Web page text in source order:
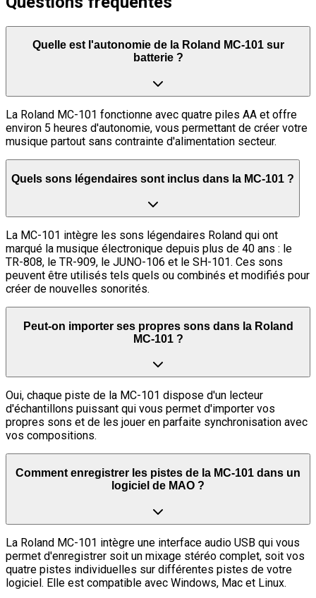
Quelle est l'autonomie de la Roland MC-101 sur
batterie ?
La Roland MC-101 fonctionne avec quatre piles AA et offre
environ 5 heures d'autonomie, vous permettant de créer votre
musique partout sans contrainte d'alimentation secteur.
Quels sons légendaires sont inclus dans la MC-101 ?
La MC-101 intègre les sons légendaires Roland qui ont
marqué la musique électronique depuis plus de 40 ans : le
TR-808, le TR-909, le JUNO-106 et le SH-101. Ces sons
peuvent être utilisés tels quels ou combinés et modifiés pour
créer de nouvelles sonorités.
Peut-on importer ses propres sons dans la Roland
MC-101 ?
Oui, chaque piste de la MC-101 dispose d'un lecteur
d'échantillons puissant qui vous permet d'importer vos
propres sons et de les jouer en parfaite synchronisation avec
vos compositions.
Comment enregistrer les pistes de la MC-101 dans un
logiciel de MAO ?
La Roland MC-101 intègre une interface audio USB qui vous
permet d'enregistrer soit un mixage stéréo complet, soit vos
quatre pistes individuelles sur différentes pistes de votre
logiciel. Elle est compatible avec Windows, Mac et Linux.